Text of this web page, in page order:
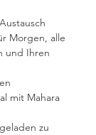
Morgen, alle
und Ihren
mit Mahara
zu